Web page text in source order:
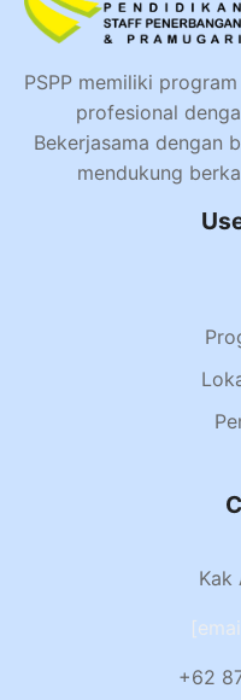
PSPP memiliki
profesional
Bekerjasama dengan
mendukung
Kak
+62